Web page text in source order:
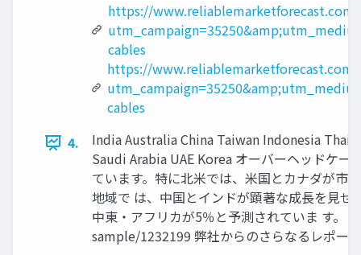
https://www.reliablemarketforecast.com/
cables
https://
cables
4.
India Australia China Taiwan Indonesia
Saudi Arabia UAE Korea オーバーヘッドケ
ています。特に北米では、米国とカナダが市
地域で は、中国とインドが顕著な成長を見
中東・アフリカが5％と予測されていま す
sample/1232199 弊社からのさらなるレポ